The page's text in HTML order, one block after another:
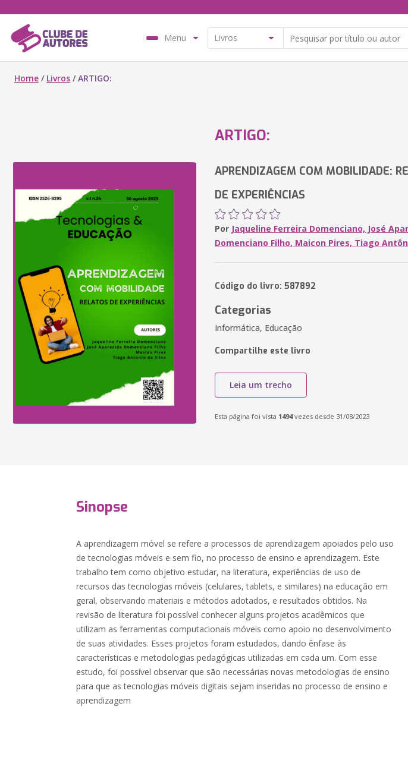
Menu
Home / Livros /ARTIGO:
ARTIGO:
APRENDIZAGEM COM MOBILIDADE:
DE EXPERIÊNCIAS
Por Jaqueline Ferreira Domenciano, José
Domenciano Filho, Maicon Pires, Tiago
Código do livro: 587892
Categorias
Informática, Educação
Compartilhe este livro
Leia um trecho
Esta página foi vista 1494vezes desde 31/08/2023
Sinopse
A aprendizagem móvel se refere a processos de aprendizagem apoiados pelo uso
de tecnologias móveis e sem fio, no processo de ensino e aprendizagem. Este
trabalho tem como objetivo estudar, na literatura, experiências de uso de
recursos das tecnologias móveis (celulares, tablets, e similares) na educação em
geral, observando materiais e métodos adotados, e resultados obtidos. Na
revisão de literatura foi possível conhecer alguns projetos acadêmicos que
utilizam as ferramentas computacionais móveis como apoio no desenvolvimento
de suas atividades. Esses projetos foram estudados, dando ênfase às
características e metodologias pedagógicas utilizadas em cada um. Com esse
estudo, foi possível observar que são necessárias novas metodologias de ensino
para que as tecnologias móveis digitais sejam inseridas no processo de ensino e
aprendizagem